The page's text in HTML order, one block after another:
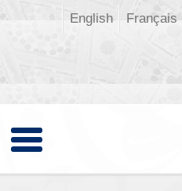
Français
English